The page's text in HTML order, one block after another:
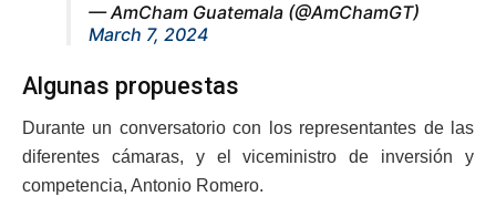
— AmCham Guatemala (@AmChamGT)
March 7, 2024
Algunas propuestas
Durante un conversatorio con los representantes de las
diferentes cámaras, y el viceministro de inversión y
competencia, Antonio Romero.